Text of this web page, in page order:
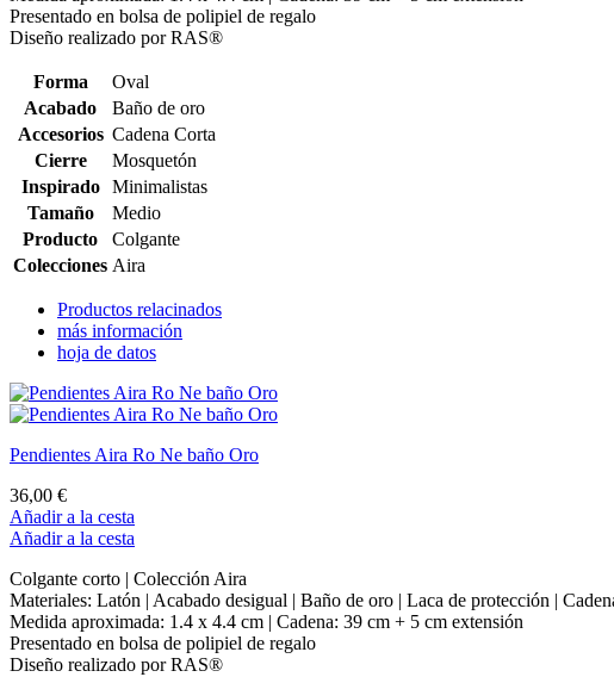
Presentado en bolsa de polipiel de regalo
Diseño realizado por RAS®
Forma
Oval
Acabado
Baño de oro
Accesorios Cadena Corta
Cierre
Mosquetón
Inspirado
Minimalistas
Tamaño
Medio
Producto
Colgante
Colecciones Aira
Productos relacinados
más información
hoja de datos
Pendientes Aira Ro Ne baño Oro
36,00 €
Añadir a la cesta
Añadir a la cesta
Colgante corto | Colección Aira
Materiales: Latón | Acabado desigual | Baño de oro | Laca de protección |
Medida aproximada: 1.4 x 4.4 cm | Cadena: 39 cm + 5 cm extensión
Presentado en bolsa de polipiel de regalo
Diseño realizado por RAS®